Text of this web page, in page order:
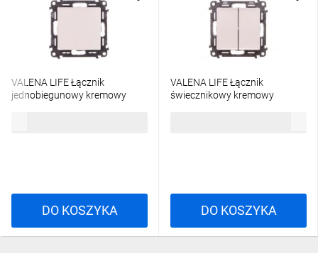
VALENA LIFE Łącznik
jednobiegunowy kremowy
DO KOSZYKA
VALENA LIFE Łącznik
świecznikowy kremowy
DO KOSZYKA